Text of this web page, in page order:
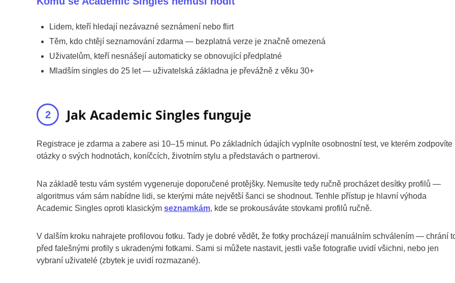
Lidem, kteří hledají nezávazné seznámení nebo flirt
Těm, kdo chtějí seznamování zdarma — bezplatná verze je značně omezená
Uživatelům, kteří nesnášejí automaticky se obnovující předplatné
Mladším singles do 25 let — uživatelská základna je převážně z věku 30+
Jak Academic Singles funguje
Registrace je zdarma a zabere asi 10–15 minut. Po základních údajích vyplníte osobnostní test, ve kterém zodpovíte
otázky o svých hodnotách, koníčcích, životním stylu a představách o partnerovi.
Na základě testu vám systém vygeneruje doporučené protějšky. Nemusíte tedy ručně procházet desítky profilů —
algoritmus vám sám nabídne lidi, se kterými máte největší šanci se shodnout. Tenhle přístup je hlavní výhoda
Academic Singles oproti klasickým seznamkám, kde se prokousáváte stovkami profilů ručně.
V dalším kroku nahrajete profilovou fotku. Tady je dobré vědět, že fotky procházejí manuálním schválením — chrání
před falešnými profily s ukradenými fotkami. Sami si můžete nastavit, jestli vaše fotografie uvidí všichni, nebo jen
vybraní uživatelé (zbytek je uvidí rozmazané).